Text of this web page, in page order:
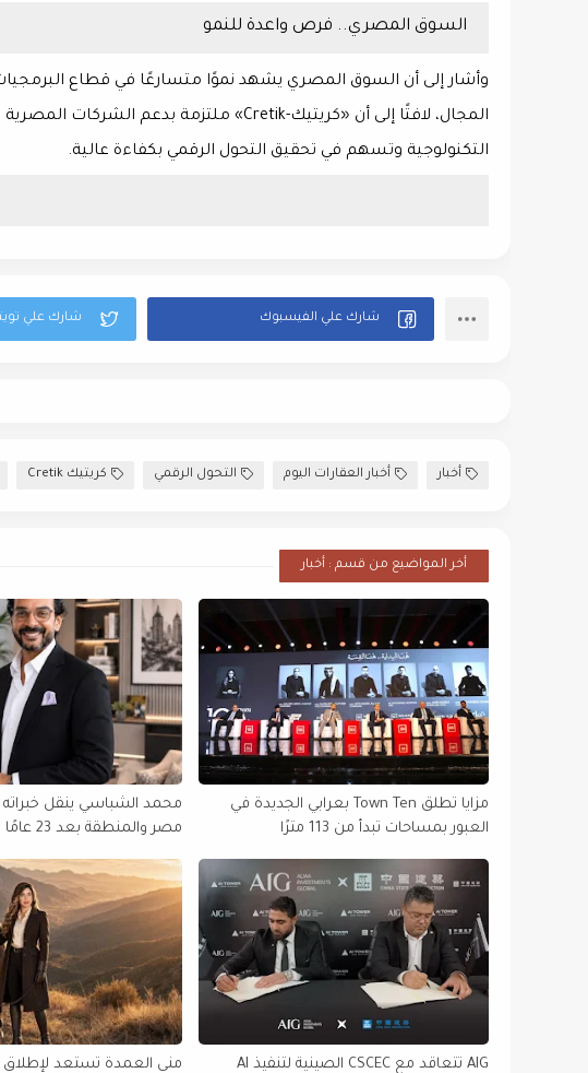
السوق المصري.. فرص واعدة للنمو
وأشار إلى أن السوق المصري يشهد نموًا متسارعًا في قطاع
المجال، لافتًا إلى أن «كريتيك-Cretik» ملتزمة
بدعم الشركات المصرية
التكنولوجية وتسهم في تحقيق التحول الرقمي بكفاءة عالية.
أخبار أخبار العقارات اليوم التحول الرقمي كريتيك Cretik
أخر المواضيع من قسم : أخبار
مزايا تطلق Town Ten بعرابي الجديدة في
العبور بمساحات تبدأ من 113 مترًا
محمد الشباسي ينقل خبراته
مصر
AIG تتعاقد مع CSCEC الصينية لتنفيذ AI منى العمدة تستعد لإطلاق